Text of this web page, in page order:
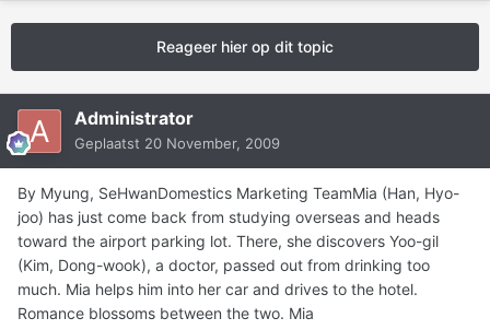
Reageer hier op dit topic
Administrator
Geplaatst 20 November, 2009
By Myung, SeHwanDomestics Marketing TeamMia (Han, Hyo-
joo) has just come back from studying overseas and heads
toward the airport parking lot. There, she discovers Yoo-gil
(Kim, Dong-wook), a doctor, passed out from drinking too
much. Mia helps him into her car and drives to the hotel.
Romance blossoms between the two. Mia